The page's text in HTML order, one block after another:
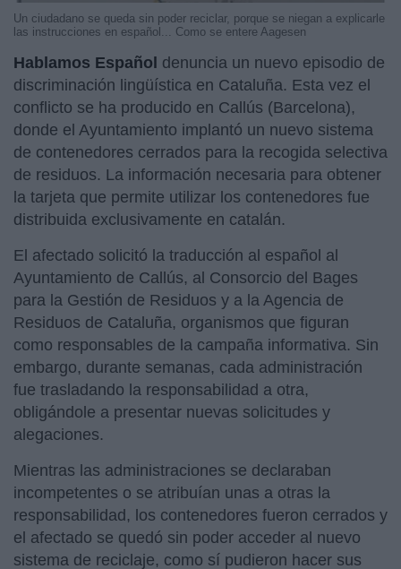
Un ciudadano se queda sin poder reciclar, porque se niegan a explicarle
las instrucciones en español... Como se entere Aagesen
Hablamos Español denuncia un nuevo episodio de
discriminación lingüística en Cataluña. Esta vez el
conflicto se ha producido en Callús (Barcelona),
donde el Ayuntamiento implantó un nuevo sistema
de contenedores cerrados para la recogida selectiva
de residuos. La información necesaria para obtener
la tarjeta que permite utilizar los contenedores fue
distribuida exclusivamente en catalán.
El afectado solicitó la traducción al español al
Ayuntamiento de Callús, al Consorcio del Bages
para la Gestión de Residuos y a la Agencia de
Residuos de Cataluña, organismos que figuran
como responsables de la campaña informativa. Sin
embargo, durante semanas, cada administración
fue trasladando la responsabilidad a otra,
obligándole a presentar nuevas solicitudes y
alegaciones.
Mientras las administraciones se declaraban
incompetentes o se atribuían unas a otras la
responsabilidad, los contenedores fueron cerrados y
el afectado se quedó sin poder acceder al nuevo
sistema de reciclaje, como sí pudieron hacer sus